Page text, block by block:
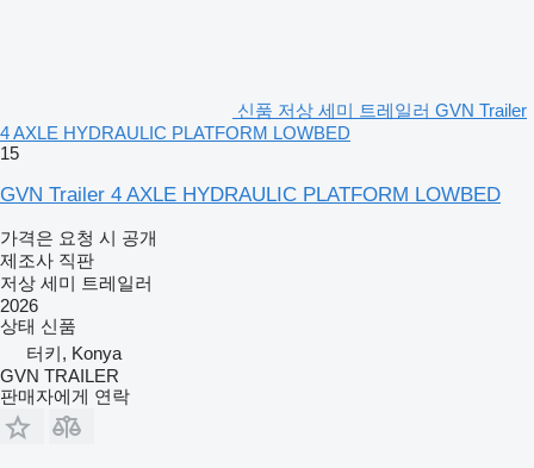
신품 저상 세미 트레일러 GVN Trailer
4 AXLE HYDRAULIC PLATFORM LOWBED
15
GVN Trailer 4 AXLE HYDRAULIC PLATFORM LOWBED
가격은 요청 시 공개
제조사 직판
저상 세미 트레일러
2026
상태 신품
터키, Konya
GVN TRAILER
판매자에게 연락